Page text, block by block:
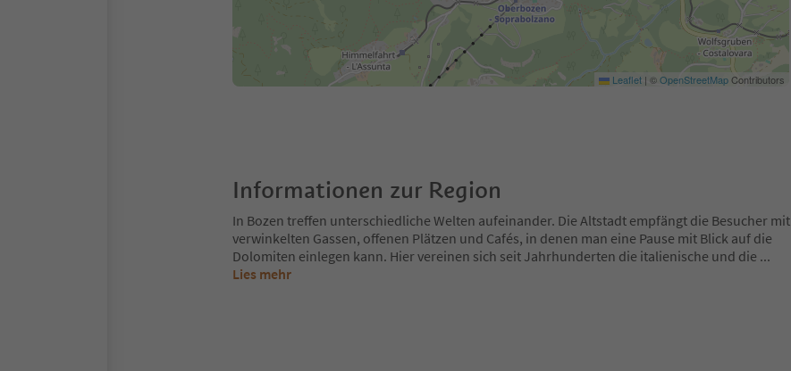
Leaflet | ©OpenStreetMapContributors
Informationen zur Region
In Bozen treffen unterschiedliche Welten aufeinander. Die Altstadt empfängt die Besucher mit
verwinkelten Gassen, offenen Plätzen und Cafés, in denen man eine Pause mit Blick auf die
Dolomiten einlegen kann. Hier vereinen sich seit Jahrhunderten die italienische und die ...
Lies mehr